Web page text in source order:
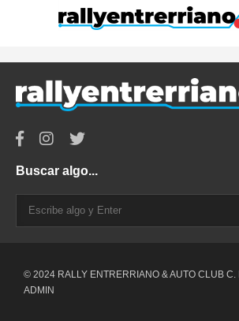
Buscar algo...
© 2024 RALLY ENTRERRIANO & AUTO CLUB C.
ADMIN